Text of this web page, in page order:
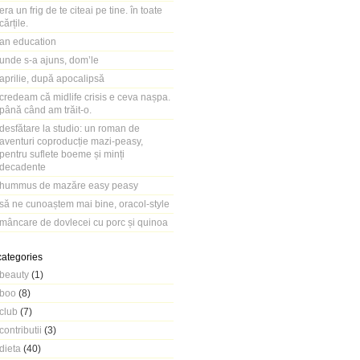
era un frig de te citeai pe tine. în toate
cărțile.
an education
unde s-a ajuns, dom’le
aprilie, după apocalipsă
credeam că midlife crisis e ceva nașpa.
până când am trăit-o.
desfătare la studio: un roman de
aventuri coproducție mazi-peasy,
pentru suflete boeme și minți
decadente
hummus de mazăre easy peasy
să ne cunoaștem mai bine, oracol-style
mâncare de dovlecei cu porc și quinoa
beauty (1)
boo (8)
club (7)
contributii (3)
dieta (40)